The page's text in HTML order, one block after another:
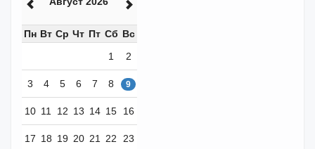
Пн Вт Ср Чт Пт Сб Вс
1
2
3 4 5 6 7 8 9
10 11 12 13 14 15 16
17 18 19 20 21 22 23